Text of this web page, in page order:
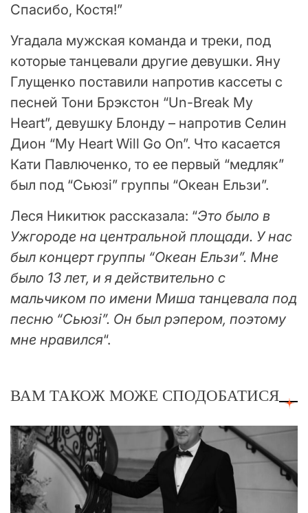
Спасибо, Костя!”
Угадала мужская команда и треки, под
которые танцевали другие девушки. Яну
Глущенко поставили напротив кассеты с
песней Тони Брэкстон “Un-Break My
Heart”, девушку Блонду – напротив Селин
Дион “My Heart Will Go On”. Что касается
Кати Павлюченко, то ее первый “медляк”
был под “Сьюзі” группы “Океан Ельзи”.
Леся Никитюк рассказала: “Это было в
Ужгороде на центральной площади. У нас
был концерт группы “Океан Ельзи”. Мне
было 13 лет, и я действительно с
мальчиком по имени Миша танцевала под
песню “Сьюзі”. Он был рэпером, поэтому
мне нравился“.
ВАМ ТАКОЖ МОЖЕ СПОДОБАТИСЯ